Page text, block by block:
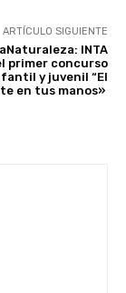
ARTÍCULO SIGUIENTE
INTA
primer concurso
y juvenil “El
en tus manos»